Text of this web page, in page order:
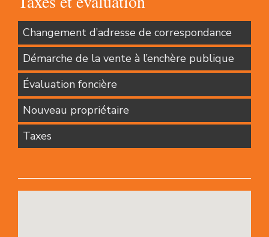
Changement d’adresse de correspondance
Démarche de la vente à l’enchère publique
Évaluation foncière
Nouveau propriétaire
Taxes